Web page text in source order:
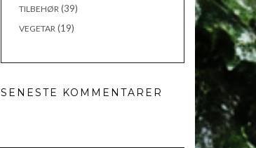
TILBEHØR (39)
VEGETAR (19)
SENESTE KOMMENTARER